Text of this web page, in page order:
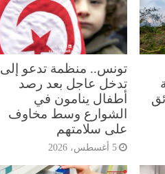
تونس.. منظمة تدعو إلى
تدخل عاجل بعد رصد
أطفال ينامون في
الشوارع وسط مخاوف
على سلامتهم
5 أغسطس، 2026